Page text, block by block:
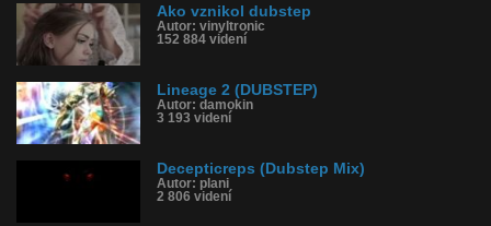
Kategória: hudba
Tagy: dubstep, damokin, techno, hudba
História sledovanosti videa:
Ako vznikol dubstep
Autor: vinyltronic
152 884 videní
Lineage 2 (DUBSTEP)
Autor: damokin
3 193 videní
Decepticreps (Dubstep Mix)
Autor: plani
2 806 videní